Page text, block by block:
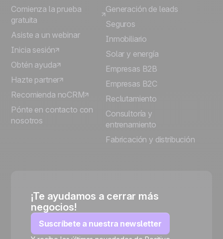
Comienza la prueba
gratuita
Asiste a un webinar
Inicia sesión
Obtén ayuda
Hazte partner
Recomienda noCRM
Pónte en contacto con
nosotros
Generación de leads
Seguros
Inmobiliario
Solar y energía
Empresas B2B
Empresas B2C
Reclutamiento
Consultoría y
entrenamiento
Fabricación y distribución
¡Te ayudamos a cerrar más
negocios!
Suscríbete a nuestra newsletter